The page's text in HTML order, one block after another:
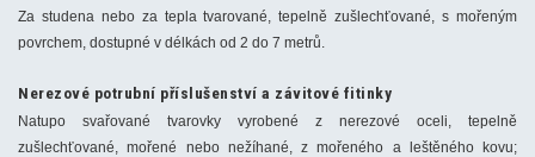
Za studena nebo za tepla tvarované, tepelně zušlechťované, s mořeným
povrchem, dostupné v délkách od 2 do 7 metrů.
Nerezové potrubní příslušenství a závitové fitinky
Natupo svařované tvarovky vyrobené z nerezové oceli, tepelně
zušlechťované, mořené nebo nežíhané, z mořeného a leštěného kovu;